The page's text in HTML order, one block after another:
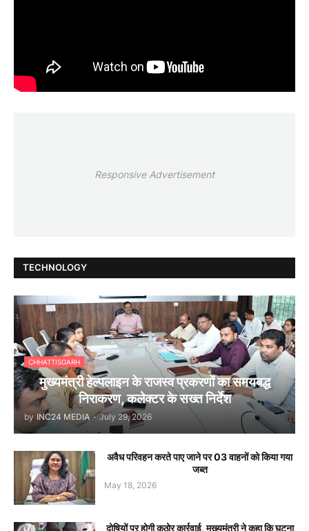
Responsive Advertisement
TECHNOLOGY
CHHATTISGARH
मुख्यमंत्री हेल्पलाइन के राजस्व प्रकरणों का समयबद्ध
निराकरण, कलेक्टर के सख्त निर्देश
by INC24 MEDIA - July 29, 2026
अवैध परिवहन करते पाए जाने पर 03 वाहनों को किया गया
जब्त
May 18, 2026
दोषियों पर होगी कठोर कार्रवाई, मुख्यमंत्री ने कहा कि घटना